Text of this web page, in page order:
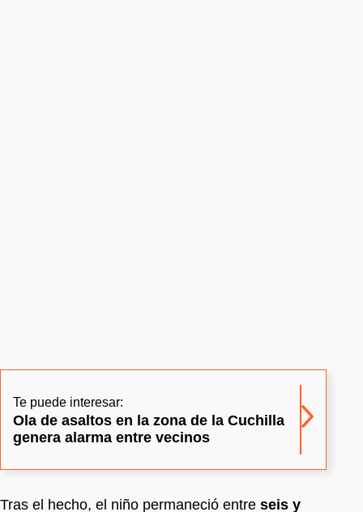
Te puede interesar:
Ola de asaltos en la zona de la Cuchilla
genera alarma entre vecinos
Tras el hecho, el niño permaneció entre seis y